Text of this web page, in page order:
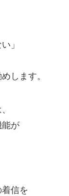
」
します。
能が
信を